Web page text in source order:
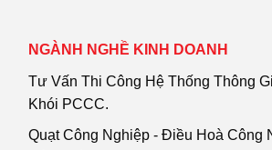
NGÀNH NGHỀ KINH DOANH
Tư Vấn Thi Công Hệ Thống Thông
Khói PCCC.
Quạt Công Nghiệp - Điều Hoà Công